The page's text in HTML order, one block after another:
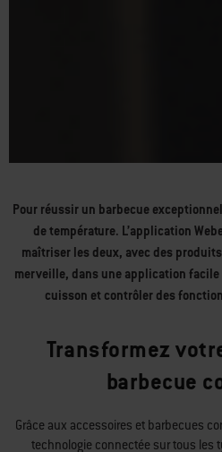
Pour réussir un barbecue
de température. L’application
maîtriser les deux, avec des
merveille, dans une application
cuisson et contrôler des
Transformez
barbecue
Grâce aux accessoires et barbecues
technologie connectée sur tous les